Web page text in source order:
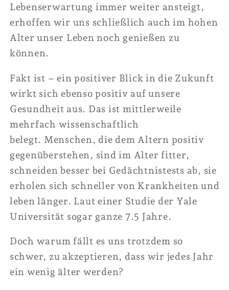
Lebenserwartung immer weiter ansteigt,
erhoffen wir uns schließlich auch im hohen
Alter unser Leben noch genießen zu
können.
Fakt ist – ein positiver Blick in die Zukunft
wirkt sich ebenso positiv auf unsere
Gesundheit aus. Das ist mittlerweile
mehrfach wissenschaftlich
belegt. Menschen, die dem Altern positiv
gegenüberstehen, sind im Alter fitter,
schneiden besser bei Gedächtnistests ab, sie
erholen sich schneller von Krankheiten und
leben länger. Laut einer Studie der Yale
Universität sogar ganze 7.5 Jahre.
Doch warum fällt es uns trotzdem so
schwer, zu akzeptieren, dass wir jedes Jahr
ein wenig älter werden?